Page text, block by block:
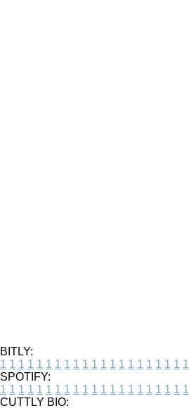
BITLY:
1 1 1 1 1 1 1 1 1 1 1 1 1 1 1 1 1 1 1 1 1
SPOTIFY:
1 1 1 1 1 1 1 1 1 1 1 1 1 1 1 1 1 1 1 1 1
CUTTLY BIO: